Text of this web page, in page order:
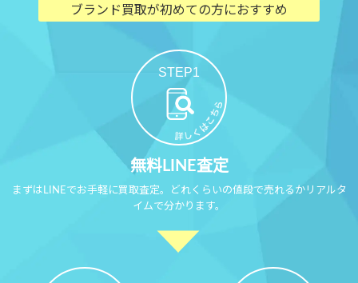
ブランド買取が初めての方におすすめ
STEP1
無料LINE査定
まずはLINEでお手軽に買取査定。どれくらいの値段で売れるかリアルタ
イムで分かります。